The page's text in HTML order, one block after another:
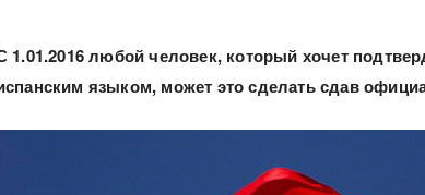
1.01.2016 любой человек, который хочет
языком, может это сделать сдав